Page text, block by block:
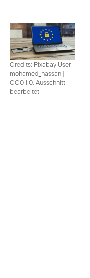
Credits: Pixabay User
mohamed_hassan |
CC0 1.0, Ausschnitt
bearbeitet